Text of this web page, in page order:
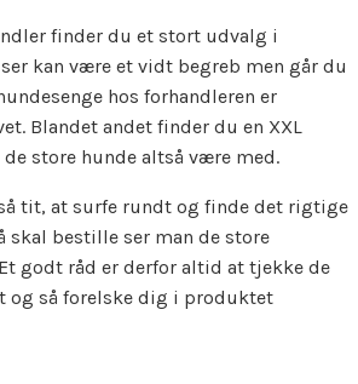
finder du et stort udvalg i
kan være et vidt begreb men går du
hos forhandleren er
Blandet andet finder du en XXL
store hunde altså være med.
tit, at surfe rundt og finde det rigtige
skal bestille ser man de store
godt råd er derfor altid at tjekke de
og så forelske dig i produktet